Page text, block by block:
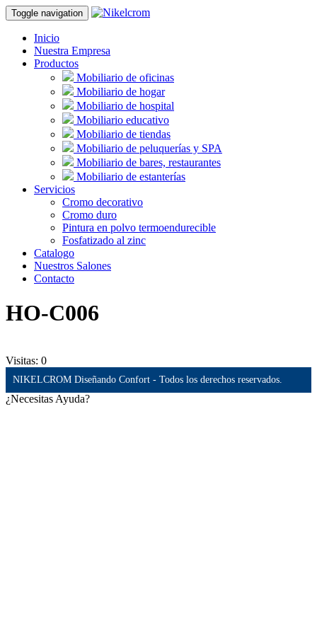
Toggle navigation
Inicio
Nuestra Empresa
Productos
Mobiliario de oficinas
Mobiliario de hogar
Mobiliario de hospital
Mobiliario educativo
Mobiliario de tiendas
Mobiliario de peluquerías y SPA
Mobiliario de bares, restaurantes
Mobiliario de estanterías
Servicios
Cromo decorativo
Cromo duro
Pintura en polvo termoendurecible
Fosfatizado al zinc
Catalogo
Nuestros Salones
Contacto
HO-C006
Visitas: 0
NIKELCROM Diseñando Confort - Todos los derechos reservados.
¿Necesitas Ayuda?